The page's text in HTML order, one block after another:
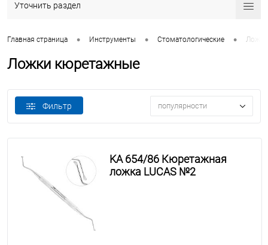
Уточнить раздел
Главная страница • Инструменты • Стоматологические •
Ложки кюретажные
Фильтр популярности
KA 654/86 Кюретажная
ложка LUCAS №2